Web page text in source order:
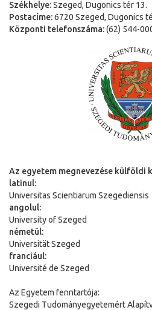
Székhelye:Szeged, Dugonics tér 13.
Postacíme:6720 Szeged, Dugonics
Központi telefonszáma:(62) 544-
Az egyetem megnevezése külföldi
latinul:
Universitas Scientiarum Szegediensis
angolul:
University of Szeged
németül:
Universität Szeged
franciául:
Université de Szeged
Az Egyetem fenntartója:
Szegedi Tudományegyetemért